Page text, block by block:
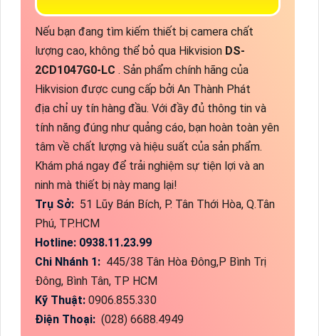
Nếu bạn đang tìm kiếm thiết bị camera chất
lượng cao, không thể bỏ qua Hikvision DS-
2CD1047G0-LC . Sản phẩm chính hãng của
Hikvision được cung cấp bởi An Thành Phát
địa chỉ uy tín hàng đầu. Với đầy đủ thông tin và
tính năng đúng như quảng cáo, bạn hoàn toàn yên
tâm về chất lượng và hiệu suất của sản phẩm.
Khám phá ngay để trải nghiệm sự tiện lợi và an
ninh mà thiết bị này mang lại!
Trụ Sở: 51 Lũy Bán Bích, P. Tân Thới Hòa, Q.Tân
Phú, TP.HCM
Hotline: 0938.11.23.99
Chi Nhánh 1: 445/38 Tân Hòa Đông,P Bình Trị
Đông, Bình Tân, TP HCM
Kỹ Thuật: 0906.855.330
Điện Thoại: (028) 6688.4949